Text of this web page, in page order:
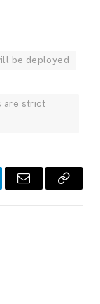
be deployed
are strict
Email
Copy